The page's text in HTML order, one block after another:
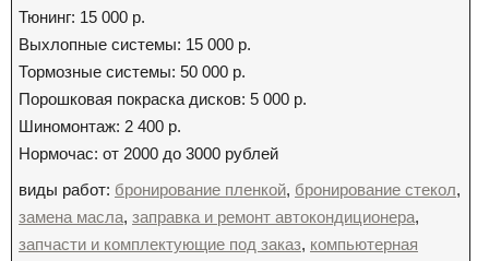
Тюнинг: 15 000 р.
Выхлопные системы: 15 000 р.
Тормозные системы: 50 000 р.
Порошковая покраска дисков: 5 000 р.
Шиномонтаж: 2 400 р.
Нормочас: от 2000 до 3000 рублей
виды работ: бронирование пленкой, бронирование стекол,
замена масла, заправка и ремонт автокондиционера,
запчасти и комплектующие под заказ, компьютерная